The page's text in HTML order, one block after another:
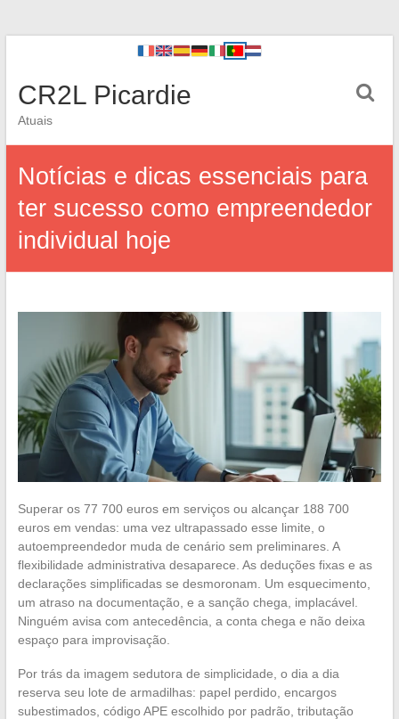
CR2L Picardie
Atuais
Notícias e dicas essenciais para
ter sucesso como empreendedor
individual hoje
Superar os 77 700 euros em serviços ou alcançar 188 700
euros em vendas: uma vez ultrapassado esse limite, o
autoempreendedor muda de cenário sem preliminares. A
flexibilidade administrativa desaparece. As deduções fixas e as
declarações simplificadas se desmoronam. Um esquecimento,
um atraso na documentação, e a sanção chega, implacável.
Ninguém avisa com antecedência, a conta chega e não deixa
espaço para improvisação.
Por trás da imagem sedutora de simplicidade, o dia a dia
reserva seu lote de armadilhas: papel perdido, encargos
subestimados, código APE escolhido por padrão, tributação